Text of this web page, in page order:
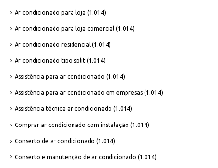
Ar condicionado para loja (1.014)
Ar condicionado para loja comercial (1.014)
Ar condicionado residencial (1.014)
Ar condicionado tipo split (1.014)
Assistência para ar condicionado (1.014)
Assistência para ar condicionado em empresas (1.014)
Assistência técnica ar condicionado (1.014)
Comprar ar condicionado com instalação (1.014)
Conserto de ar condicionado (1.014)
Conserto e manutenção de ar condicionado (1.014)